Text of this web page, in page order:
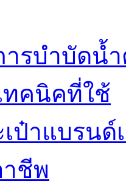
ารบำบัดน้
ทคนิคที่ใช้
ป๋าแบรนด์
าชีพ